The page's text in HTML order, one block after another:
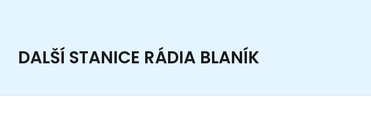
DALŠÍ STANICE RÁDIA BLANÍK